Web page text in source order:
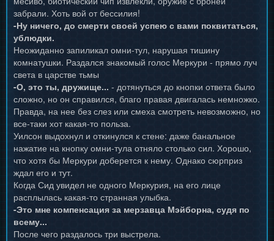
забрали. Хоть вой от бессилия!
-Ну ничего, до смерти своей успею с вами поквитаться,
ублюдки.
Неожиданно запиликал омни-тул, нарушая тишину
комнатушки. Раздался знакомый голос Меркури - прямо луч
света в царстве тьмы
-О, это ты, дружище... - дотянуться до кнопки ответа было
сложно, но он справился, благо правая двигалась немножко.
Правда, на нее без слез или смеха смотреть невозможно, но
все-таки хот какая-то польза.
Уилсон выдохнул и откинулся к стене: даже банальное
нажатие на кнопку омни-тула отняло столько сил. Хорошо,
что хотя бы Меркури доберется к нему. Однако сюрприз
ждал его и тут.
Когда Сид увидел не одного Меркурия, на его лице
расплылась какая-то странная улыбка.
-Это мне компенсация за мерзавца Мэйборна, судя по
всему...
После чего раздалось три выстрела.